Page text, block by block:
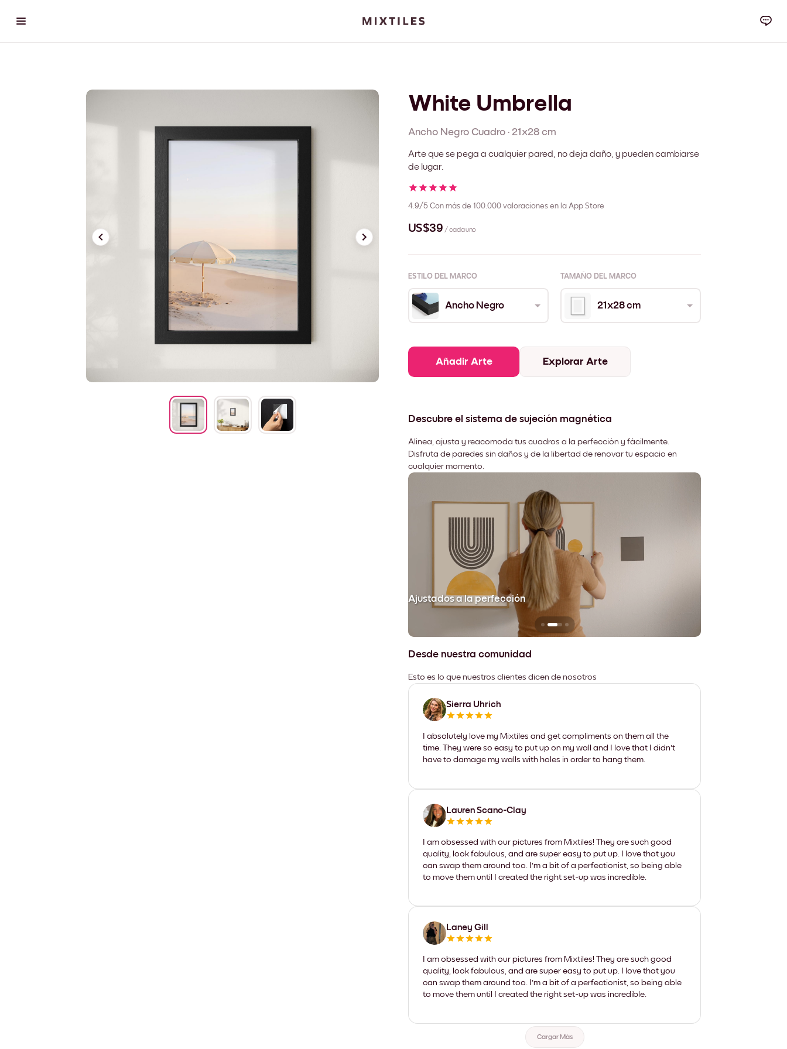
White Umbrella
Ancho Negro Cuadro · 21x28 cm
Arte que se pega a cualquier pared, no deja daño, y pueden cambiarse
de lugar.
4.9/5 Con más de 100.000 valoraciones en la App Store
US$39 / cada uno
ESTILO DEL MARCO TAMAÑO DEL MARCO
Ancho Negro 21x28 cm
Añadir Arte Explorar Arte
Descubre el sistema de sujeción magnética
Alinea, ajusta y reacomoda tus cuadros a la perfección y fácilmente.
Disfruta de paredes sin daños y de la libertad de renovar tu espacio en
cualquier momento.
Ajustados a la perfección
Desde nuestra comunidad
Esto es lo que nuestros clientes dicen de nosotros
Sierra Uhrich
I absolutely love my Mixtiles and get compliments on them all the
time. They were so easy to put up on my wall and I love that I didn't
have to damage my walls with holes in order to hang them.
Lauren Scano-Clay
I am obsessed with our pictures from Mixtiles! They are such good
quality, look fabulous, and are super easy to put up. I love that you
can swap them around too. I'm a bit of a perfectionist, so being able
to move them until I created the right set-up was incredible.
Laney Gill
I am obsessed with our pictures from Mixtiles! They are such good
quality, look fabulous, and are super easy to put up. I love that you
can swap them around too. I'm a bit of a perfectionist, so being able
to move them until I created the right set-up was incredible.
Cargar Más